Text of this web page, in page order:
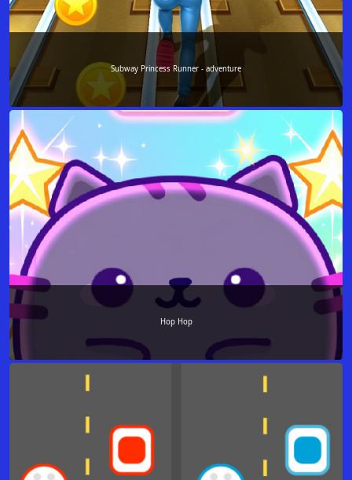
Subway Princess Runner - adventure
Hop Hop